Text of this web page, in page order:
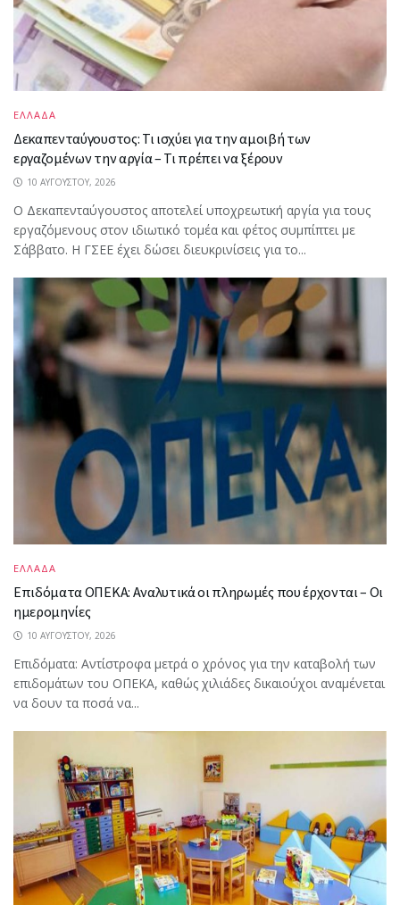
ΕΛΛΑΔΑ
Δεκαπενταύγουστος: Τι ισχύει για την αμοιβή των
εργαζομένων την αργία – Τι πρέπει να ξέρουν
10 ΑΥΓΟΎΣΤΟΥ, 2026
Ο Δεκαπενταύγουστος αποτελεί υποχρεωτική αργία για τους
εργαζόμενους στον ιδιωτικό τομέα και φέτος συμπίπτει με
Σάββατο. Η ΓΣΕΕ έχει δώσει διευκρινίσεις για το...
ΕΛΛΑΔΑ
Επιδόματα ΟΠΕΚΑ: Αναλυτικά οι πληρωμές που έρχονται – Οι
ημερομηνίες
10 ΑΥΓΟΎΣΤΟΥ, 2026
Επιδόματα: Αντίστροφα μετρά ο χρόνος για την καταβολή των
επιδομάτων του ΟΠΕΚΑ, καθώς χιλιάδες δικαιούχοι αναμένεται
να δουν τα ποσά να...